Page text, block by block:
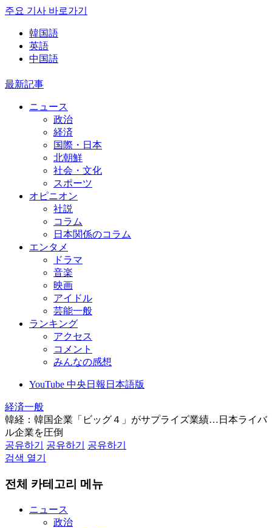
주요 기사 바로가기
韓国語
英語
中国語
最新記事
ニュース
政治
経済
国際・日本
北朝鮮
社会・文化
スポーツ
オピニオン
社説
コラム
日本関係のコラム
エンタメ
ドラマ
音楽
映画
アイドル
芸能一般
ランキング
アクセス
コメント
みんなの感想
YouTube 中央日報日本語版
経済一般
韓経：韓国企業「ビッグ４」がサプライズ業績…日本ライバ
ル企業を圧倒
공유하기
공유하기
공유하기
검색 열기
전체 카테고리 메뉴
ニュース
政治